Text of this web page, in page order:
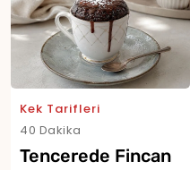
Kek Tarifleri
40 Dakika
Tencerede Fincan